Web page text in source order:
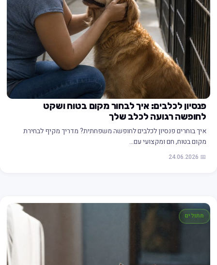
פנסיון לכלבים: איך לבחור מקום בטוח ושקט
לחופשה רגועה לכלב שלך
איך בוחרים פנסיון לכלבים לחופשה משפחתית? מדריך מקיף לבחירת
מקום בטוח, חם ומקצועי עם…
📅 24.06.2026
חתולים